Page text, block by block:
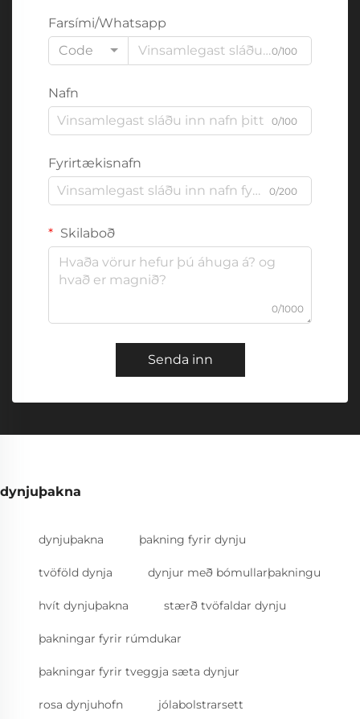
Farsími/Whatsapp
Code
0/100
Nafn
0/100
Fyrirtækisnafn
0/200
Skilaboð
0/1000
Senda inn
dynjuþakna
dynjuþakna þakning fyrir dynju
tvöföld dynja dynjur með bómullarþakningu
hvít dynjuþakna stærð tvöfaldar dynju
þakningar fyrir rúmdukar
þakningar fyrir tveggja sæta dynjur
rosa dynjuhofn jólabolstrarsett